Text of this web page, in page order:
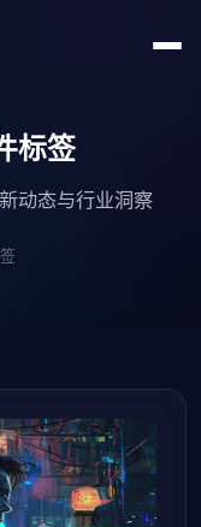
标签
动态与行业洞察